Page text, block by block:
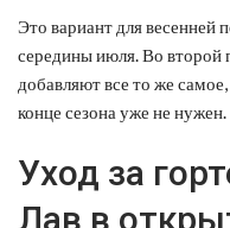
Это вариант для весенней
середины июля. Во второй
добавляют все то же
конце сезона уже не нужен.
Уход за
Лав в